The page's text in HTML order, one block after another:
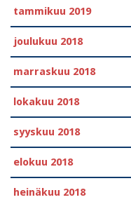
tammikuu 2019
joulukuu 2018
marraskuu 2018
lokakuu 2018
syyskuu 2018
elokuu 2018
heinäkuu 2018